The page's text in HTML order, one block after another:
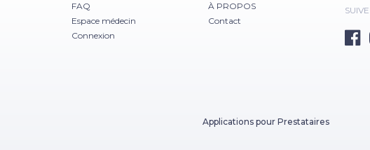
FAQ
Espace médecin
Connexion
À PROPOS
Contact
Applications pour Prestataires